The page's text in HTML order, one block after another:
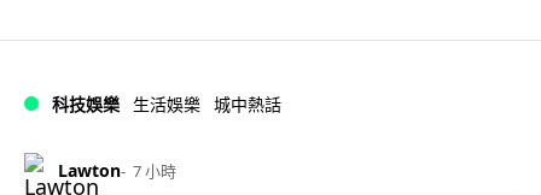
科技娛樂 生活娛樂 城中熱話
Lawton 7 小時